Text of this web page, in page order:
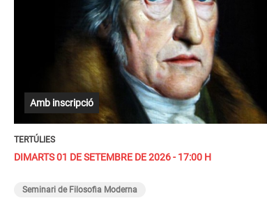
Amb inscripció
TERTÚLIES
DIMARTS 01 DE SETEMBRE DE 2026 - 17:00 H
Seminari de Filosofia Moderna